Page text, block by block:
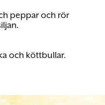
peppar och rör
och köttbullar.